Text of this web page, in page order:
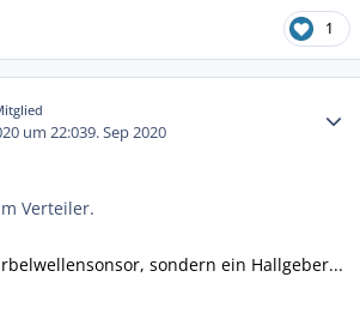
1
um 22:039. Sep 2020
Verteiler.
sondern ein Hallgeber...